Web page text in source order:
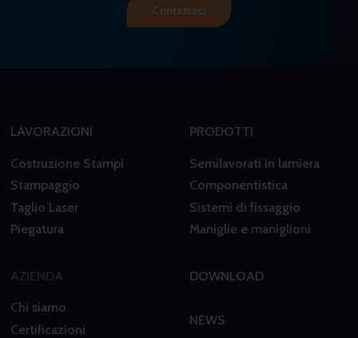
Contattaci
LAVORAZIONI
Costruzione Stampi
Stampaggio
Taglio Laser
Piegatura
PRODOTTI
Semilavorati in lamiera
Componentistica
Sistemi di fissaggio
Maniglie e maniglioni
AZIENDA
Chi siamo
Certificazioni
DOWNLOAD
NEWS